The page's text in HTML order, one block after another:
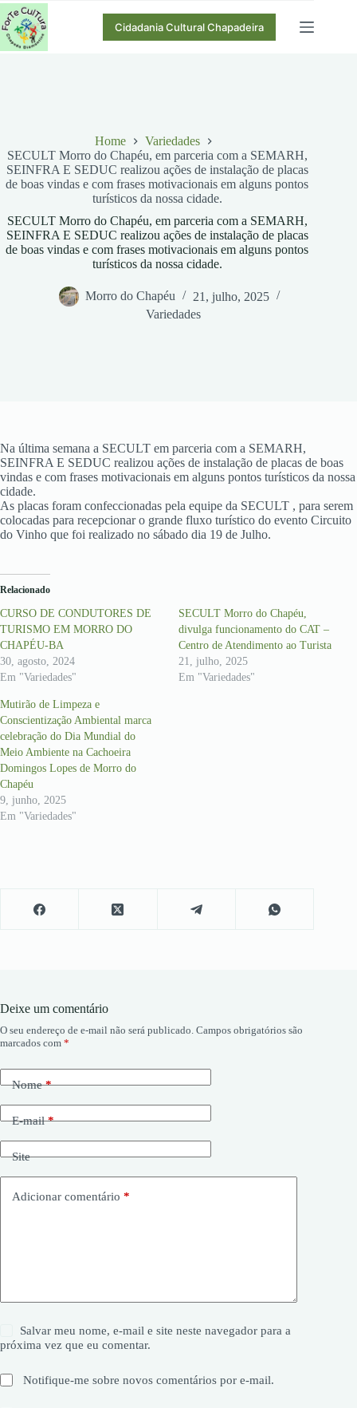
Pular
para
o
conteúdo
Cidadania Cultural Chapadeira
Home
Variedades
SECULT Morro do Chapéu, em parceria com a SEMARH,
SEINFRA E SEDUC realizou ações de instalação de placas
de boas vindas e com frases motivacionais em alguns pontos
turísticos da nossa cidade.
SECULT Morro do Chapéu, em parceria com a SEMARH,
SEINFRA E SEDUC realizou ações de instalação de placas
de boas vindas e com frases motivacionais em alguns pontos
turísticos da nossa cidade.
Morro do Chapéu
21, julho, 2025
Variedades
Na última semana a SECULT em parceria com a SEMARH,
SEINFRA E SEDUC realizou ações de instalação de placas de boas
vindas e com frases motivacionais em alguns pontos turísticos da nossa
cidade.
As placas foram confeccionadas pela equipe da SECULT , para serem
colocadas para recepcionar o grande fluxo turístico do evento Circuito
do Vinho que foi realizado no sábado dia 19 de Julho.
Relacionado
CURSO DE CONDUTORES DE
TURISMO EM MORRO DO
CHAPÉU-BA
30, agosto, 2024
Em "Variedades"
SECULT Morro do Chapéu,
divulga funcionamento do CAT –
Centro de Atendimento ao Turista
21, julho, 2025
Em "Variedades"
Mutirão de Limpeza e
Conscientização Ambiental marca
celebração do Dia Mundial do
Meio Ambiente na Cachoeira
Domingos Lopes de Morro do
Chapéu
9, junho, 2025
Em "Variedades"
Deixe um comentário
O seu endereço de e-mail não será publicado. Campos obrigatórios são
marcados com *
Nome*
E-mail*
Site
Adicionar comentário *
Salvar meu nome, e-mail e site neste navegador para a
próxima vez que eu comentar.
Notifique-me sobre novos comentários por e-mail.